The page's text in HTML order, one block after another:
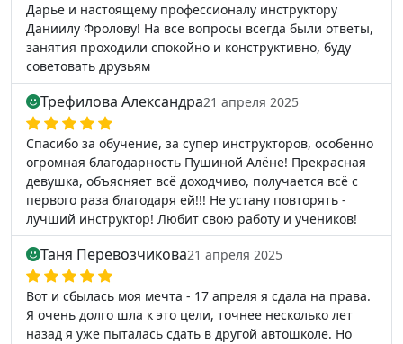
Дарье и настоящему профессионалу инструктору
Даниилу Фролову! На все вопросы всегда были ответы,
занятия проходили спокойно и конструктивно, буду
советовать друзьям
Трефилова Александра21 апреля 2025
Спасибо за обучение, за супер инструкторов, особенно
огромная благодарность Пушиной Алёне! Прекрасная
девушка, объясняет всё доходчиво, получается всё с
первого раза благодаря ей!!! Не устану повторять -
лучший инструктор! Любит свою работу и учеников!
Таня Перевозчикова21 апреля 2025
Вот и сбылась моя мечта - 17 апреля я сдала на права.
Я очень долго шла к это цели, точнее несколько лет
назад я уже пыталась сдать в другой автошколе. Но